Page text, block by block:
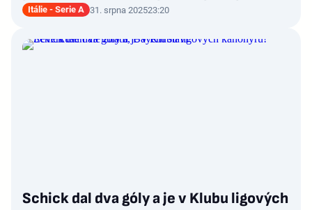
Itálie - Serie A 31. srpna 202523:20
Schick dal dva góly a je v Klubu ligových